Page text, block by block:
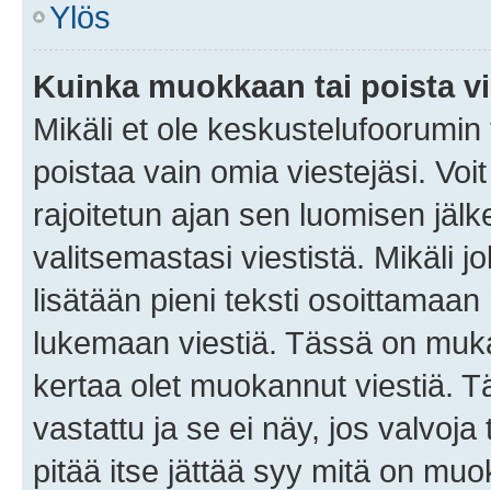
Ylös
Kuinka muokkaan tai poista
Mikäli et ole
poistaa vain omia viestejäsi.
rajoitetun ajan sen luomisen
valitsemastasi viestistä. Mikäli
lisätään pieni teksti
lukemaan viestiä. Tässä on
kertaa olet muokannut viestiä.
vastattu ja se ei näy, jos
pitää itse jättää syy mitä on